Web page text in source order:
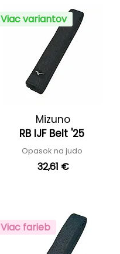
Viac variantov
Mizuno
RB IJF Belt '25
Opasok na judo
32,61 €
Viac farieb